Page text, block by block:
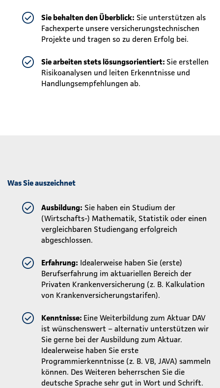
Sie behalten den Überblick: Sie unterstützen als
Fachexperte unsere versicherungstechnischen
Projekte und tragen so zu deren Erfolg bei.
Sie arbeiten stets lösungsorientiert: Sie erstellen
Risikoanalysen und leiten Erkenntnisse und
Handlungsempfehlungen ab.
Was Sie auszeichnet
Ausbildung: Sie haben ein Studium der
(Wirtschafts-) Mathematik, Statistik oder einen
vergleichbaren Studiengang erfolgreich
abgeschlossen.
Erfahrung: Idealerweise haben Sie (erste)
Berufserfahrung im aktuariellen Bereich der
Privaten Krankenversicherung (z. B. Kalkulation
von Krankenversicherungstarifen).
Kenntnisse: Eine Weiterbildung zum Aktuar DAV
ist wünschenswert – alternativ unterstützen wir
Sie gerne bei der Ausbildung zum Aktuar.
Idealerweise haben Sie erste
Programmierkenntnisse (z. B. VB, JAVA) sammeln
können. Des Weiteren beherrschen Sie die
deutsche Sprache sehr gut in Wort und Schrift.